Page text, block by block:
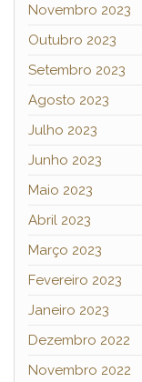
Novembro 2023
Outubro 2023
Setembro 2023
Agosto 2023
Julho 2023
Junho 2023
Maio 2023
Abril 2023
Março 2023
Fevereiro 2023
Janeiro 2023
Dezembro 2022
Novembro 2022